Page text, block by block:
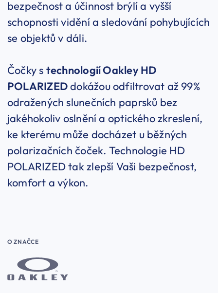
bezpečnost a účinnost brýlí a vyšší
schopnosti vidění a sledování pohybujících
se objektů v dáli.
Čočky s technologií Oakley HD
POLARIZEDdokážou odfiltrovat až 99%
odražených slunečních paprsků bez
jakéhokoliv oslnění a optického zkreslení,
ke kterému může docházet u běžných
polarizačních čoček. Technologie HD
POLARIZED tak zlepší Vaši bezpečnost,
komfort a výkon.
O ZNAČCE